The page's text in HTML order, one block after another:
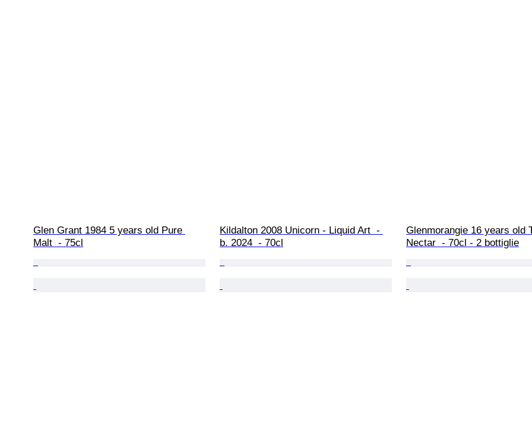
Glen Grant 1984 5 years old Pure
Malt  - 75cl
Kildalton 2008 Unicorn - Liquid Art  -
b. 2024  - 70cl
Glenmorangie 16 years old
Nectar  - 70cl - 2 bottiglie